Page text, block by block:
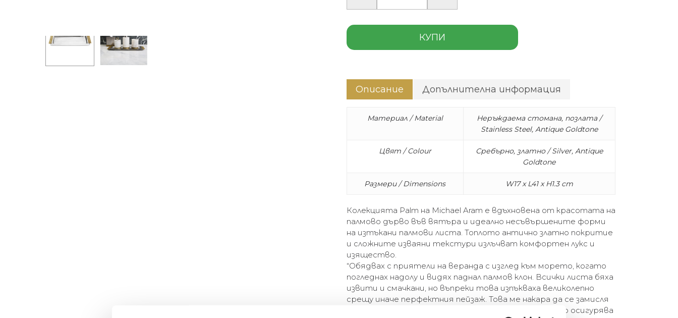
КУПИ
Описание Допълнителна информация
Материал / Material
Неръждаема стомана, позлата /
Stainless Steel, Antique Goldtone
Цвят / Colour
Сребърно, златно / Silver, Antique
Goldtone
Размери / Dimensions W17 x L41 x H1.3 cm
Колекцията Palm на Michael Aram е вдъхновена от красотата на
палмово дърво във вятъра и идеално несъвършените форми
на изтъкани палмови листа. Топлото антично златно покритие
и сложните изваяни текстури излъчват комфортен лукс и
изящество.
“Обядвах с приятели на веранда с изглед към морето, когато
погледнах надолу и видях паднал палмов клон. Всички листа бяха
извити и смачкани, но въпреки това изпъкваха великолепно
срещу иначе перфектния пейзаж. Това ме накара да се замисля
за времето и за обилните дарове на палмата, която осигурява